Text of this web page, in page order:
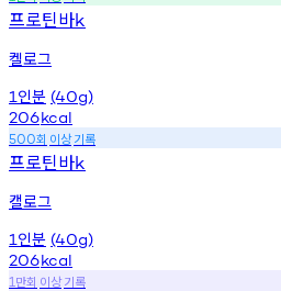
프로틴바k
켈로그
1 인분 (40g)
206kcal
500회 이상기록
프로틴바k
캘로그
1 인분 (40g)
206kcal
1 만회 이상기록